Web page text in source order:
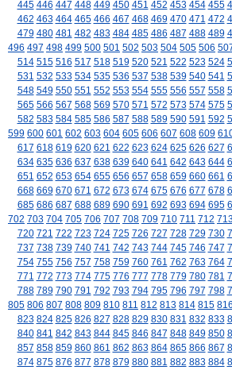
445 446 447 448 449 450 451 452 453 454 455
462 463 464 465 466 467 468 469 470 471 472
479 480 481 482 483 484 485 486 487 488 489
496 497 498 499 500 501 502 503 504 505 506
514 515 516 517 518 519 520 521 522 523 524
531 532 533 534 535 536 537 538 539 540 541
548 549 550 551 552 553 554 555 556 557 558
565 566 567 568 569 570 571 572 573 574 575
582 583 584 585 586 587 588 589 590 591 592
599 600 601 602 603 604 605 606 607 608 609
617 618 619 620 621 622 623 624 625 626 627
634 635 636 637 638 639 640 641 642 643 644
651 652 653 654 655 656 657 658 659 660 661
668 669 670 671 672 673 674 675 676 677 678
685 686 687 688 689 690 691 692 693 694 695
702 703 704 705 706 707 708 709 710 711 712
720 721 722 723 724 725 726 727 728 729 730
737 738 739 740 741 742 743 744 745 746 747
754 755 756 757 758 759 760 761 762 763 764
771 772 773 774 775 776 777 778 779 780 781
788 789 790 791 792 793 794 795 796 797 798
805 806 807 808 809 810 811 812 813 814 815 816
823 824 825 826 827 828 829 830 831 832 833
840 841 842 843 844 845 846 847 848 849 850
857 858 859 860 861 862 863 864 865 866 867
874 875 876 877 878 879 880 881 882 883 884